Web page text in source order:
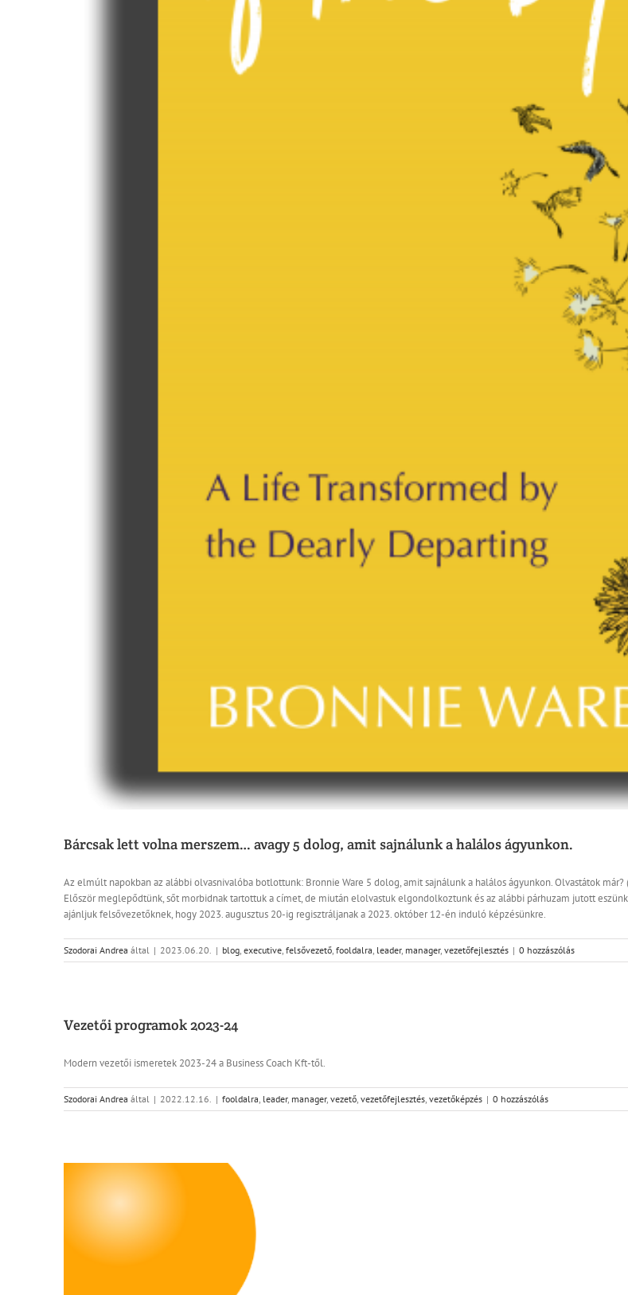
Bárcsak lett volna merszem… avagy 5 dolog, amit sajnálunk a halálos ágyunkon.
Az elmúlt napokban az alábbi olvasnivalóba botlottunk: Bronnie Ware 5 dolog, amit sajnálunk a halálos ágyunkon. Olvastátok
Először meglepődtünk, sőt morbidnak tartottuk a címet, de miután elolvastuk elgondolkoztunk és az alábbi párhuzam jutott
ajánljuk felsővezetőknek, hogy 2023. augusztus 20-ig regisztráljanak a 2023. október 12-én induló képzésünkre.
Szodorai Andrea által | 2023.06.20. | blog executive felsővezető fooldalra leader, manager, vezetőfejlesztés | 0 hozzászólás
Vezetői programok 2023-24
Modern vezetői ismeretek 2023-24 a Business Coach Kft-től.
Szodorai Andrea által | 2022.12.16. | fooldalra leader, manager, vezető vezetőfejlesztés vezetőképzés | 0 hozzászólás